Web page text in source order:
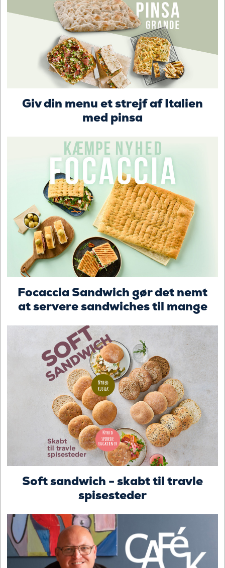
Giv din menu et strejf af Italien
med pinsa
Focaccia Sandwich gør det nemt
at servere sandwiches til mange
Soft sandwich - skabt til travle
spisesteder